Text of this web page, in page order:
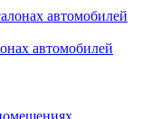
автомобилей